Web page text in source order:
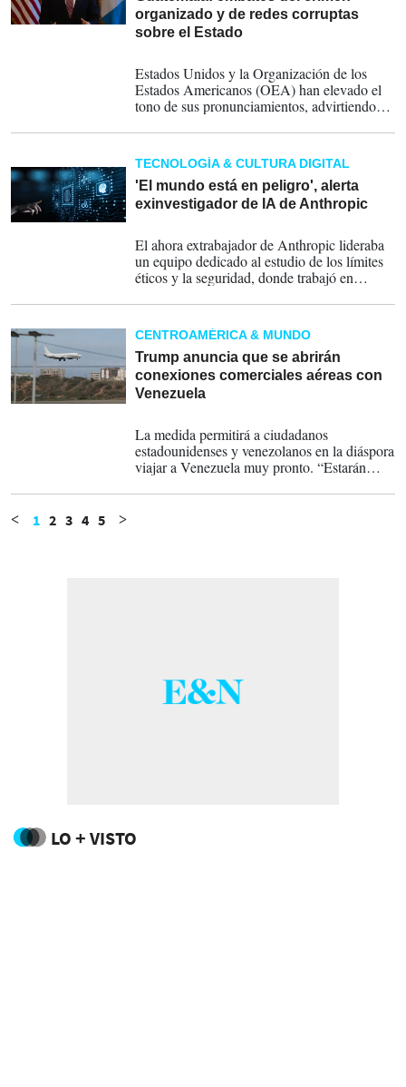
organizado y de redes corruptas
sobre el Estado
Estados Unidos y la Organización de los
Estados Americanos (OEA) han elevado el
tono de sus pronunciamientos, advirtiendo
democrática de Guatemala en medio de
tensiones por la designación de autoridades
clave.
TECNOLOGÍA & CULTURA DIGITAL
'El mundo está en peligro', alerta
exinvestigador de IA de Anthropic
El ahora extrabajador de Anthropic lideraba
un equipo dedicado al estudio de los límites
éticos y la seguridad, donde trabajó en
describió.
CENTROAMÉRICA & MUNDO
Trump anuncia que se abrirán
conexiones comerciales aéreas con
Venezuela
La medida permitirá a ciudadanos
estadounidenses y venezolanos en la diáspora
viajar a Venezuela muy pronto. “Estarán
muy estricto”, dijo Trump.
< 1 2 3 4 5 >
LO + VISTO